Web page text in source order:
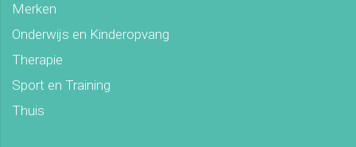
Merken
Onderwijs en Kinderopvang
Therapie
Sport en Training
Thuis